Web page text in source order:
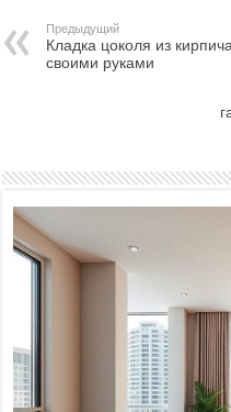
Предыдущий
Кладка цоколя из кирпича
своими руками